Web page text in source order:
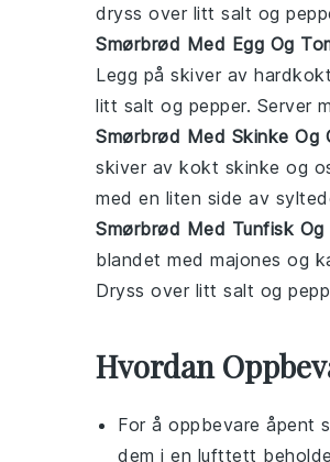
dryss over litt salt og
Smørbrød Med Egg Og
Legg på skiver av hardkokt
litt salt og pepper. Server
Smørbrød Med Skinke Og
skiver av kokt skinke og
med en liten side av
Smørbrød Med Tunfisk Og
blandet med majones og
Dryss over litt salt og
Hvordan
For å oppbevare åpent
dem i en lufttett